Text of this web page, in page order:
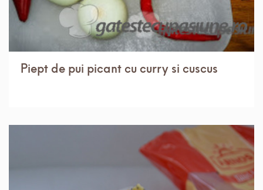
Piept de pui picant cu curry si cuscus